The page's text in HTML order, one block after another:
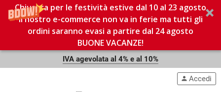
Chiusura per le festività estive dal 10 al 23 agosto
Il nostro e-commerce non va in ferie ma tutti gli
ordini saranno evasi a partire dal 24 agosto
BUONE VACANZE!
IVA agevolata al 4% e al 10%
person Accedi